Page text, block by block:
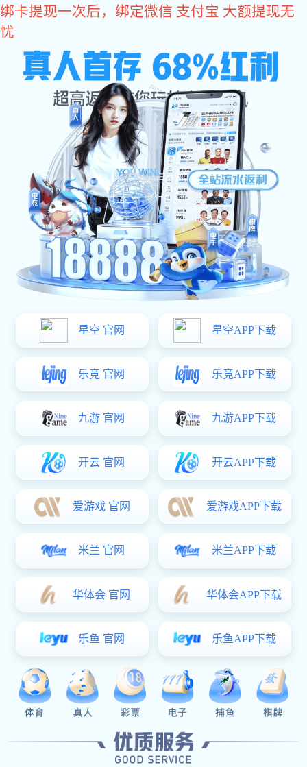
东升国际
欢迎访问东升国际设备(北京)有限公司官方网站
东升国际:
东升国际:
网站东升国际
东升国际:
关于东升国际
东升国际:
东升国际 中心
东升国
东升国际
东升国际 中心
提取设备
浓缩设备
储罐设备
过滤干燥设备
阀门管件
食（乳）品工程
发酵罐
杀菌设备
一、蒸汽杀菌釜分类
1、 按控制方式可以分为
蒸汽加热杀菌釜操作视频
二、蒸汽杀菌釜结构
锅体：包括锅身、锅盖
控制系统：PLC控制器、
三、蒸汽杀菌釜用途